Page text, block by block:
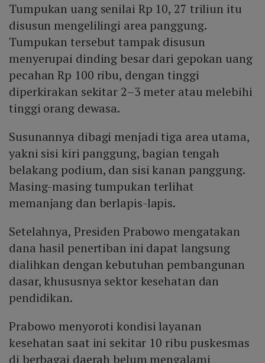
ha (159 subyek hukum), serta kewajiban plasma
192.300,32 ha (106 subyek hukum).
Tumpukan uang senilai Rp 10, 27 triliun itu
disusun mengelilingi area panggung.
Tumpukan tersebut tampak disusun
menyerupai dinding besar dari gepokan uang
pecahan Rp 100 ribu, dengan tinggi
diperkirakan sekitar 2–3 meter atau melebihi
tinggi orang dewasa.
Susunannya dibagi menjadi tiga area utama,
yakni sisi kiri panggung, bagian tengah
belakang podium, dan sisi kanan panggung.
Masing-masing tumpukan terlihat
memanjang dan berlapis-lapis.
Setelahnya, Presiden Prabowo mengatakan
dana hasil penertiban ini dapat langsung
dialihkan dengan kebutuhan pembangunan
dasar, khususnya sektor kesehatan dan
pendidikan.
Prabowo menyoroti kondisi layanan
kesehatan saat ini sekitar 10 ribu puskesmas
di berbagai daerah belum mengalami